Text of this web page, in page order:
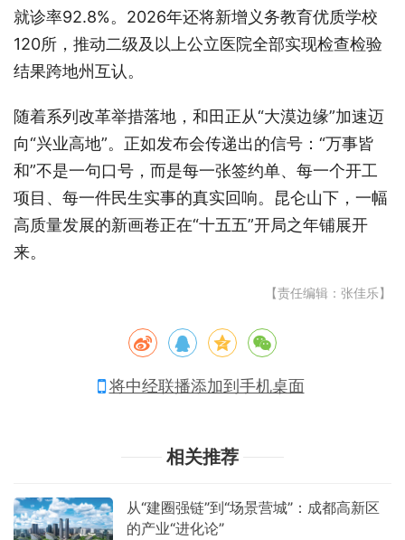
就诊率92.8%。2026年还将新增义务教育优质学校
120所，推动二级及以上公立医院全部实现检查检验
结果跨地州互认。
随着系列改革举措落地，和田正从“大漠边缘”加速迈
向“兴业高地”。正如发布会传递出的信号：“万事皆
和”不是一句口号，而是每一张签约单、每一个开工
项目、每一件民生实事的真实回响。昆仑山下，一幅
高质量发展的新画卷正在“十五五”开局之年铺展开
来。
【责任编辑：张佳乐】
将中经联播添加到手机桌面
相关推荐
从“建圈强链”到“场景营城”：成都高新区
的产业“进化论”